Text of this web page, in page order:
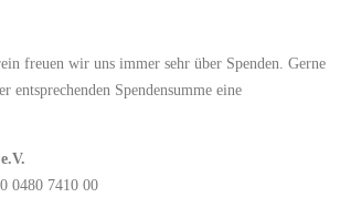
freuen wir uns immer sehr über Spenden. Gerne
entsprechenden Spendensumme eine
0480 7410 00